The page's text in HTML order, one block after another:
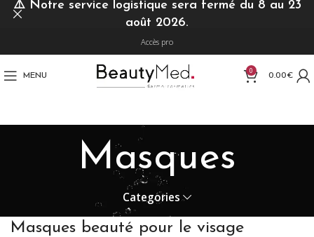
Accès pro
MENU
0
0.00€
Masques
Categories
Masques beauté pour le visage
⚠️ Notre service logistique sera fermé du 8 au 23
août 2026.